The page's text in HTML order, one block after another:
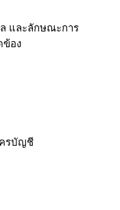
ล และลักษณะการ
ข้อง
รบัญชี